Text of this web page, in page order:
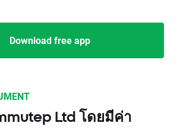
Download free app
Ltd โดยมีค่า